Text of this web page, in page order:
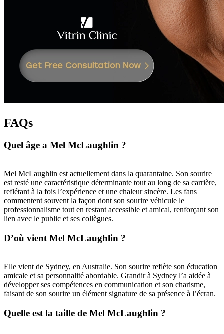
FAQs
Quel âge a Mel McLaughlin ?
Mel McLaughlin est actuellement dans la quarantaine. Son sourire
est resté une caractéristique déterminante tout au long de sa carrière,
reflétant à la fois l’expérience et une chaleur sincère. Les fans
commentent souvent la façon dont son sourire véhicule le
professionnalisme tout en restant accessible et amical, renforçant son
lien avec le public et ses collègues.
D’où vient Mel McLaughlin ?
Elle vient de Sydney, en Australie. Son sourire reflète son éducation
amicale et sa personnalité abordable. Grandir à Sydney l’a aidée à
développer ses compétences en communication et son charisme,
faisant de son sourire un élément signature de sa présence à l’écran.
Quelle est la taille de Mel McLaughlin ?